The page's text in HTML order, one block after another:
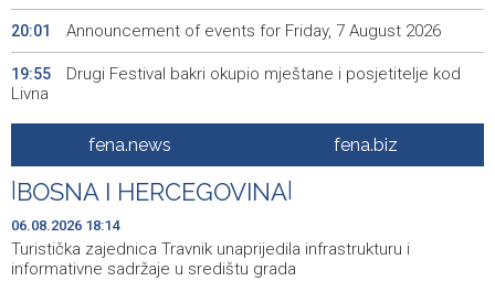
20:01 Announcement of events for Friday, 7 August 2026
19:55
Drugi Festival bakri okupio mještane i posjetitelje kod
Livna
Novi Travnik receives first direct EU funding for UNESCO
heritage project
19:33
Crishock: OHR maintains an open dialogue with all
political stakeholders in BiH
19:32
Velika nagrada Britanije ostaje u MotoGP kalendaru do
fena.news fena.biz
BOSNA I HERCEGOVINA
06.08.2026 18:14
Turistička zajednica Travnik unaprijedila infrastrukturu i
informativne sadržaje u središtu grada